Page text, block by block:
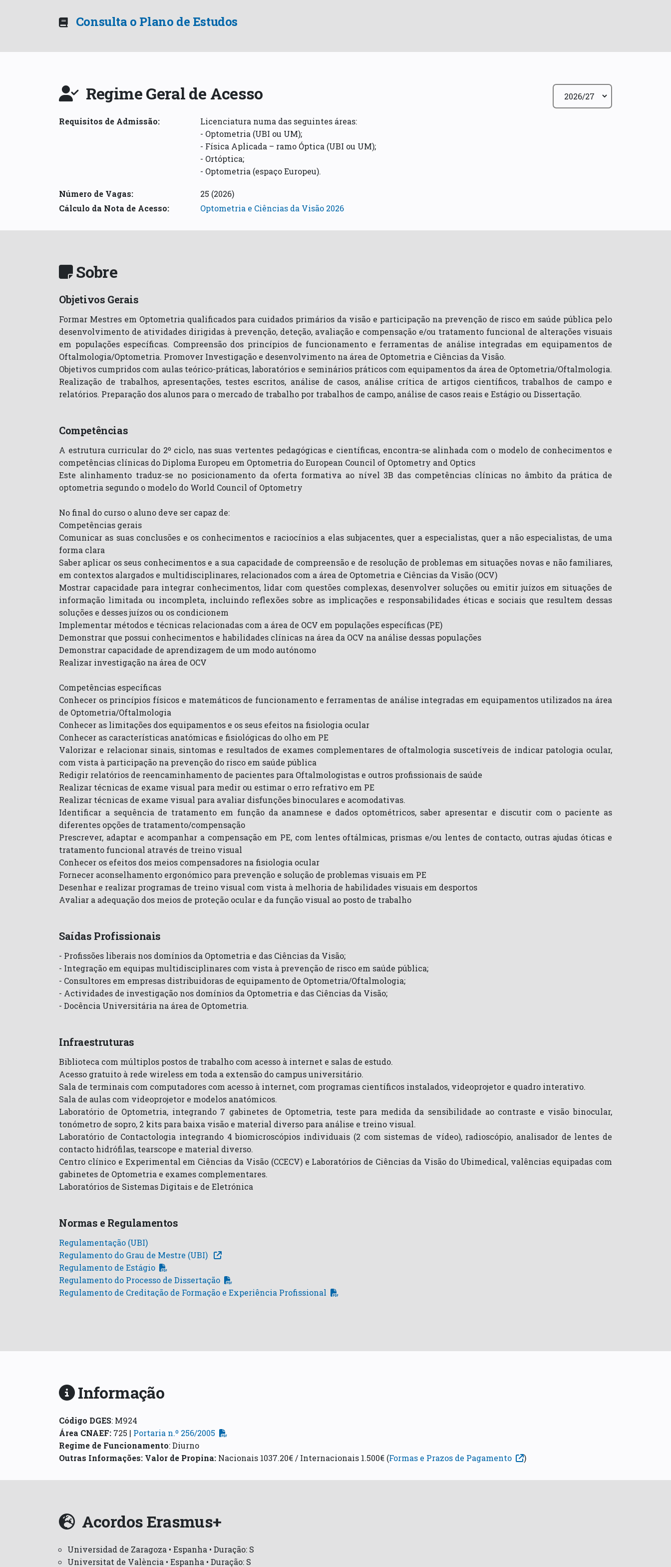
Consulta o Plano de Estudos
Regime Geral de Acesso
Requisitos de Admissão:
Licenciatura numa das seguintes áreas:
- Optometria (UBI ou UM);
- Física Aplicada – ramo Óptica (UBI ou UM);
- Ortóptica;
- Optometria (espaço Europeu).
Número de Vagas: 25 (2026)
Cálculo da Nota de Acesso: Optometria e Ciências da Visão 2026
Sobre
Objetivos Gerais
Formar Mestres em Optometria qualificados para cuidados primários da visão e participação na prevenção de risco em saúde pública pelo
desenvolvimento de atividades dirigidas à prevenção, deteção, avaliação e compensação e/ou tratamento funcional de alterações visuais
em populações específicas. Compreensão dos princípios de funcionamento e ferramentas de análise integradas em equipamentos de
Oftalmologia/Optometria. Promover Investigação e desenvolvimento na área de Optometria e Ciências da Visão.
Objetivos cumpridos com aulas teórico-práticas, laboratórios e seminários práticos com equipamentos da área de Optometria/Oftalmologia.
Realização de trabalhos, apresentações, testes escritos, análise de casos, análise crítica de artigos científicos, trabalhos de campo e
relatórios. Preparação dos alunos para o mercado de trabalho por trabalhos de campo, análise de casos reais e Estágio ou Dissertação.
Competências
A estrutura curricular do 2º ciclo, nas suas vertentes pedagógicas e científicas, encontra-se alinhada com o modelo de conhecimentos e
competências clínicas do Diploma Europeu em Optometria do European Council of Optometry and Optics
Este alinhamento traduz-se no posicionamento da oferta formativa ao nível 3B das competências clínicas no âmbito da prática de
optometria segundo o modelo do World Council of Optometry
No final do curso o aluno deve ser capaz de:
Competências gerais
Comunicar as suas conclusões e os conhecimentos e raciocínios a elas subjacentes, quer a especialistas, quer a não especialistas, de uma
forma clara
Saber aplicar os seus conhecimentos e a sua capacidade de compreensão e de resolução de problemas em situações novas e não familiares,
em contextos alargados e multidisciplinares, relacionados com a área de Optometria e Ciências da Visão (OCV)
Mostrar capacidade para integrar conhecimentos, lidar com questões complexas, desenvolver soluções ou emitir juízos em situações de
informação limitada ou incompleta, incluindo reflexões sobre as implicações e responsabilidades éticas e sociais que resultem dessas
soluções e desses juízos ou os condicionem
Implementar métodos e técnicas relacionadas com a área de OCV em populações específicas (PE)
Demonstrar que possui conhecimentos e habilidades clínicas na área da OCV na análise dessas populações
Demonstrar capacidade de aprendizagem de um modo autónomo
Realizar investigação na área de OCV
Competências específicas
Conhecer os princípios físicos e matemáticos de funcionamento e ferramentas de análise integradas em equipamentos utilizados na área
de Optometria/Oftalmologia
Conhecer as limitações dos equipamentos e os seus efeitos na fisiologia ocular
Conhecer as características anatómicas e fisiológicas do olho em PE
Valorizar e relacionar sinais, sintomas e resultados de exames complementares de oftalmologia suscetíveis de indicar patologia ocular,
com vista à participação na prevenção do risco em saúde pública
Redigir relatórios de reencaminhamento de pacientes para Oftalmologistas e outros profissionais de saúde
Realizar técnicas de exame visual para medir ou estimar o erro refrativo em PE
Realizar técnicas de exame visual para avaliar disfunções binoculares e acomodativas.
Identificar a sequência de tratamento em função da anamnese e dados optométricos, saber apresentar e discutir com o paciente as
diferentes opções de tratamento/compensação
Prescrever, adaptar e acompanhar a compensação em PE, com lentes oftálmicas, prismas e/ou lentes de contacto, outras ajudas óticas e
tratamento funcional através de treino visual
Conhecer os efeitos dos meios compensadores na fisiologia ocular
Fornecer aconselhamento ergonómico para prevenção e solução de problemas visuais em PE
Desenhar e realizar programas de treino visual com vista à melhoria de habilidades visuais em desportos
Avaliar a adequação dos meios de proteção ocular e da função visual ao posto de trabalho
Saídas Profissionais
- Profissões liberais nos domínios da Optometria e das Ciências da Visão;
- Integração em equipas multidisciplinares com vista à prevenção de risco em saúde pública;
- Consultores em empresas distribuidoras de equipamento de Optometria/Oftalmologia;
- Actividades de investigação nos domínios da Optometria e das Ciências da Visão;
- Docência Universitária na área de Optometria.
Infraestruturas
Biblioteca com múltiplos postos de trabalho com acesso à internet e salas de estudo.
Acesso gratuito à rede wireless em toda a extensão do campus universitário.
Sala de terminais com computadores com acesso à internet, com programas científicos instalados, videoprojetor e quadro interativo.
Sala de aulas com videoprojetor e modelos anatómicos.
Laboratório de Optometria, integrando 7 gabinetes de Optometria, teste para medida da sensibilidade ao contraste e visão binocular,
tonómetro de sopro, 2 kits para baixa visão e material diverso para análise e treino visual.
Laboratório de Contactologia integrando 4 biomicroscópios individuais (2 com sistemas de vídeo), radioscópio, analisador de lentes de
contacto hidrófilas, tearscope e material diverso.
Centro clínico e Experimental em Ciências da Visão (CCECV) e Laboratórios de Ciências da Visão do Ubimedical, valências equipadas com
gabinetes de Optometria e exames complementares.
Laboratórios de Sistemas Digitais e de Eletrónica
Normas e Regulamentos
Regulamentação (UBI)
Regulamento do Grau de Mestre (UBI)
Regulamento de Estágio
Regulamento do Processo de Dissertação
Regulamento de Creditação de Formação e Experiência Profissional
Informação
Código DGES: M924
Área CNAEF: 725 | Portaria n.º 256/2005
Regime de Funcionamento:Diurno
Outras Informações: Valor de Propina: Nacionais 1037.20€ / Internacionais 1.500€ (Formas e Prazos de Pagamento )
Acordos Erasmus+
Universidad de Zaragoza • Espanha • Duração: S
Universitat de València • Espanha • Duração: S